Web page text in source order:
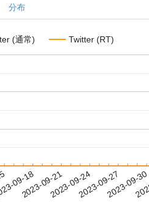
分布
(通常) Twitter (RT)
09-18
2023-09-212023-09-242023-09-272023-09-30